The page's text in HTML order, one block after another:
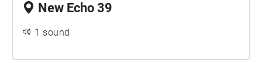
New Echo 39
1 sound